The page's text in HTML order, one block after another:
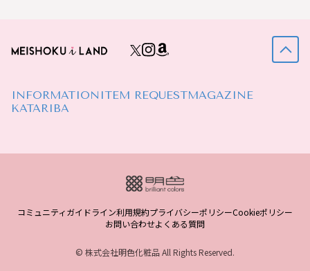
INFORMATION ITEM REQUESTMAGAZINE
KATARIBA
コミュニティガイドライン利用規約プライバシーポリシーCookieポリシー
お問い合わせよくある質問
© 株式会社明色化粧品 All Rights Reserved.